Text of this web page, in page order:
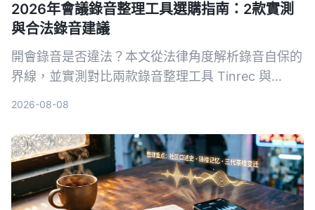
2026年會議錄音整理工具選購指南：2款實測
與合法錄音建議
開會錄音是否違法？本文從法律角度解析錄音自保的
界線，並實測對比兩款錄音整理工具 Tinrec 與
2026-08-08